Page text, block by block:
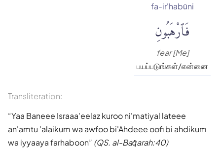
fa-ir'habūni
فَٱرْهَبُونِ
fear [Me]
பயப்படுங்கள்/என்னை
Transliteration:
Yaa Baneee Israaa'eelaz kuroo ni'matiyal lateee
an'amtu 'alaikum wa awfoo bi'Ahdeee oofi bi ahdikum
wa iyyaaya farhaboon (QS. al-Baq̈arah:40)